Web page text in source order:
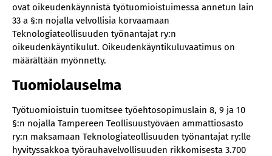
ovat oikeudenkäynnistä työtuomioistuimessa annetun lain
33 a §:n nojalla velvollisia korvaamaan
Teknologiateollisuuden työnantajat ry:n
oikeudenkäyntikulut. Oikeudenkäyntikuluvaatimus on
määrältään myönnetty.
Tuomiolauselma
Työtuomioistuin tuomitsee työehtosopimuslain 8, 9 ja 10
§:n nojalla Tampereen Teollisuustyöväen ammattiosasto
ry:n maksamaan Teknologiateollisuuden työnantajat ry:lle
hyvityssakkoa työrauhavelvollisuuden rikkomisesta 3.700